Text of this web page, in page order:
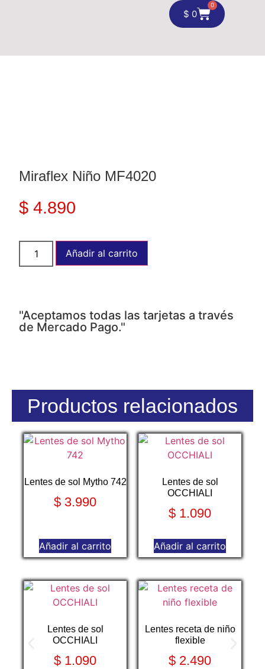
$ 0
0
Miraflex Niño MF4020
$ 4.890
Añadir al carrito
"Aceptamos todas las tarjetas a través
de Mercado Pago."
Productos relacionados
Lentes de sol Mytho 742
$ 3.990
Añadir al carrito
Lentes de sol
OCCHIALI
$ 1.090
Añadir al carrito
Lentes de sol
OCCHIALI
$ 1.090
Lentes receta de niño
flexible
$ 2.490